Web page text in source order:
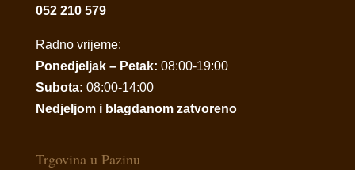
052 210 579
Radno vrijeme:
Ponedjeljak – Petak: 08:00-19:00
Subota: 08:00-14:00
Nedjeljom i blagdanom zatvoreno
Trgovina u Pazinu